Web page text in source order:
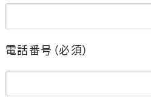
電話番号 （必須）